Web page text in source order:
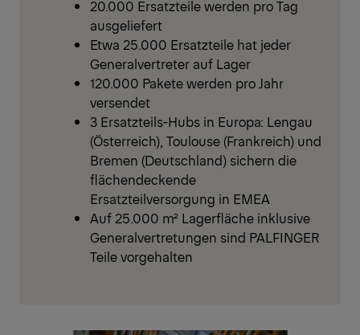
20.000 Ersatzteile werden pro Tag
ausgeliefert
Etwa 25.000 Ersatzteile hat jeder
Generalvertreter auf Lager
120.000 Pakete werden pro Jahr
versendet
3 Ersatzteils-Hubs in Europa: Lengau
(Österreich), Toulouse (Frankreich) und
Bremen (Deutschland) sichern die
flächendeckende
Ersatzteilversorgung in EMEA
Auf 25.000 m² Lagerfläche inklusive
Generalvertretungen sind PALFINGER
Teile vorgehalten